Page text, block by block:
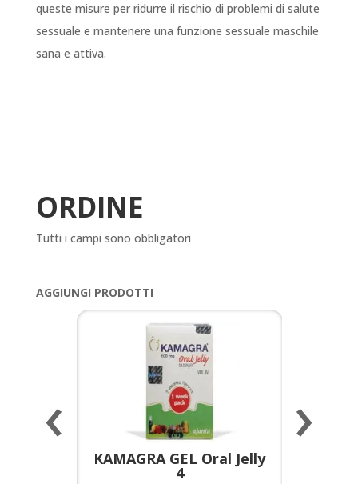
queste misure per ridurre il rischio di problemi di salute
sessuale e mantenere una funzione sessuale maschile
sana e attiva.
ORDINE
Tutti i campi sono obbligatori
AGGIUNGI PRODOTTI
KAMAGRA GEL Oral Jelly
4
‹ ›